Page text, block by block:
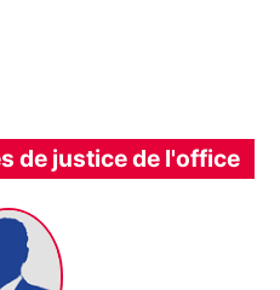
de justice de l'office